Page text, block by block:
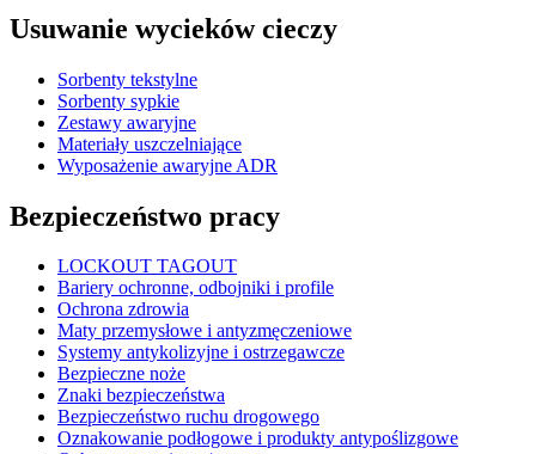
Usuwanie wycieków cieczy
Sorbenty tekstylne
Sorbenty sypkie
Zestawy awaryjne
Materiały uszczelniające
Wyposażenie awaryjne ADR
Bezpieczeństwo pracy
LOCKOUT TAGOUT
Bariery ochronne, odbojniki i profile
Ochrona zdrowia
Maty przemysłowe i antyzmęczeniowe
Systemy antykolizyjne i ostrzegawcze
Bezpieczne noże
Znaki bezpieczeństwa
Bezpieczeństwo ruchu drogowego
Oznakowanie podłogowe i produkty antypoślizgowe